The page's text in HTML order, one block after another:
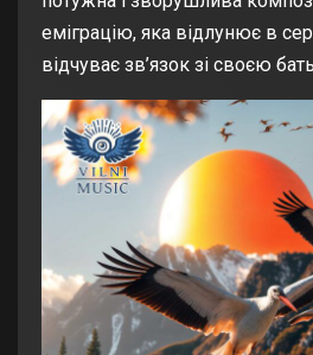
еміграцію, яка відлунює в
відчуває зв’язок зі своєю